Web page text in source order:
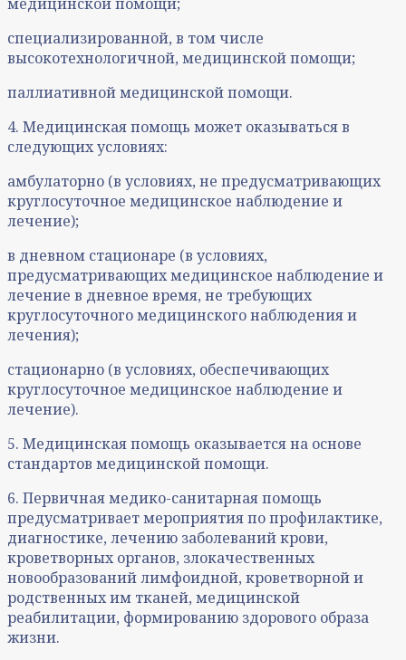
специализированной, в том числе
высокотехнологичной, медицинской помощи;
паллиативной медицинской помощи.
4. Медицинская помощь может оказываться в
следующих условиях:
амбулаторно (в условиях, не предусматривающих
круглосуточное медицинское наблюдение и
лечение);
в дневном стационаре (в условиях,
предусматривающих медицинское наблюдение и
лечение в дневное время, не требующих
круглосуточного медицинского наблюдения и
лечения);
стационарно (в условиях, обеспечивающих
круглосуточное медицинское наблюдение и
лечение).
5. Медицинская помощь оказывается на основе
стандартов медицинской помощи.
6. Первичная медико-санитарная помощь
предусматривает мероприятия по профилактике,
диагностике, лечению заболеваний крови,
кроветворных органов, злокачественных
новообразований лимфоидной, кроветворной и
родственных им тканей, медицинской
реабилитации, формированию здорового образа
жизни.